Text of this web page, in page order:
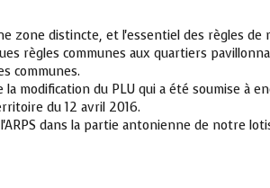
zone distincte, et l'essentiel des règles de
règles communes aux quartiers
communes.
modification du PLU qui a été soumise à
du 12 avril 2016.
dans la partie antonienne de notre